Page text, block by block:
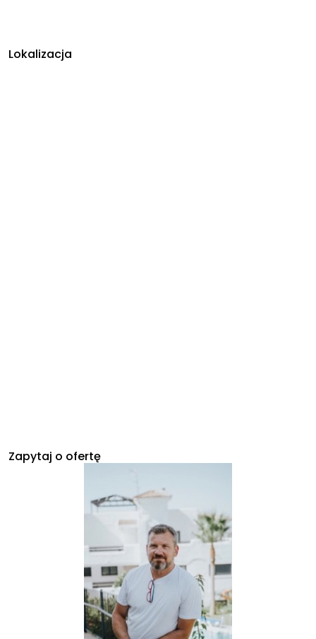
Lokalizacja
Zapytaj o ofertę